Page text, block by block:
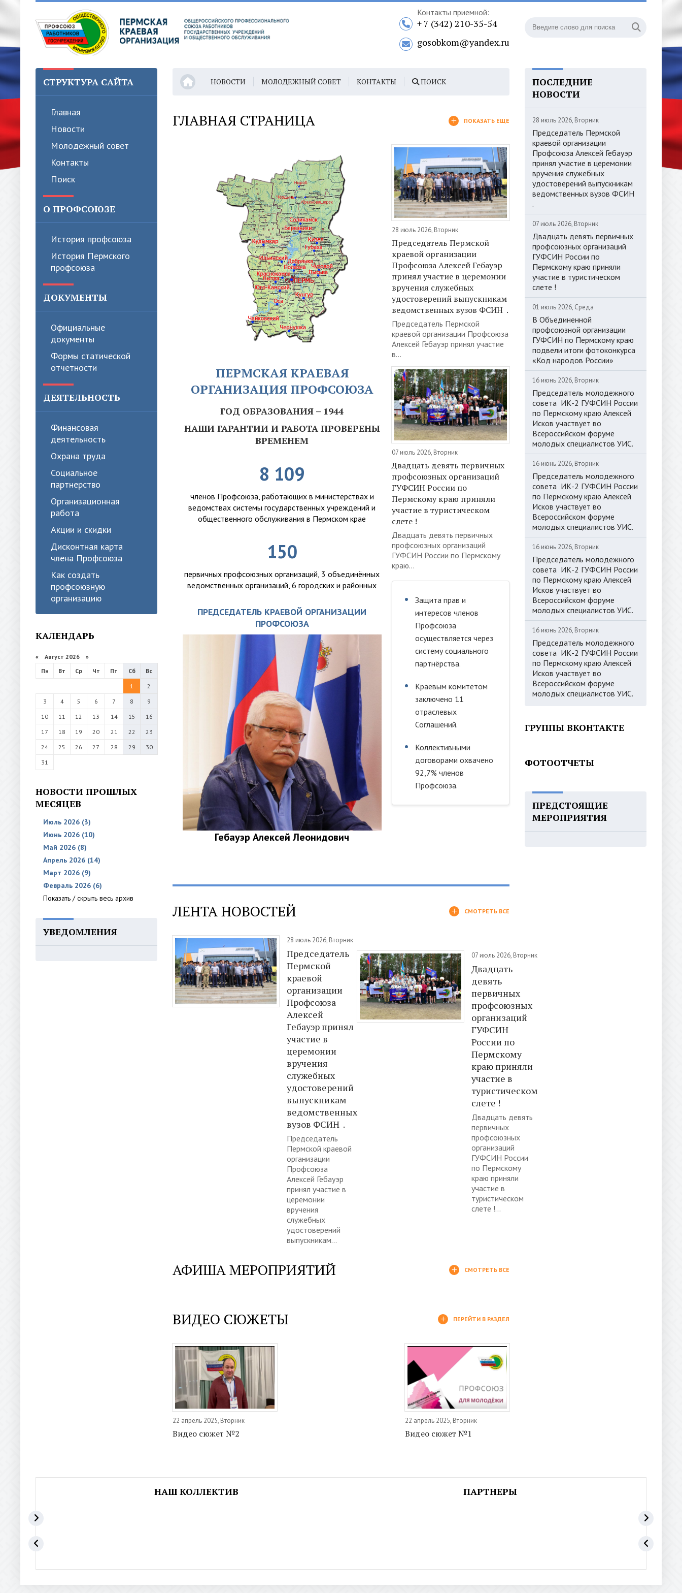
Контакты приемной:
+ 7 (342) 210-35-54
gosobkom@yandex.ru
СТРУКТУРА САЙТА
Главная
Новости
Молодежный совет
Контакты
Поиск
О ПРОФСОЮЗЕ
История профсоюза
История Пермского
профсоюза
ДОКУМЕНТЫ
Официальные
документы
Формы статической
отчетности
ДЕЯТЕЛЬНОСТЬ
Финансовая
деятельность
Охрана труда
Социальное
партнерство
Организационная
работа
Акции и скидки
Дисконтная карта
члена Профсоюза
Как создать
профсоюзную
организацию
КАЛЕНДАРЬ
« Август 2026 »
Пн
Вт Ср Чт Пт Сб
Вс
1
2
3
4 5 6 7 8
9
10
11 12 13 14 15
16
17
18 19 20 21 22
23
24
25 26 27 28 29
30
31
НОВОСТИ ПРОШЛЫХ
МЕСЯЦЕВ
Июль 2026 (3)
Июнь 2026 (10)
Май 2026 (8)
Апрель 2026 (14)
Март 2026 (9)
Февраль 2026 (6)
Показать / скрыть весь архив
УВЕДОМЛЕНИЯ
НОВОСТИ МОЛОДЕЖНЫЙ СОВЕТ КОНТАКТЫ ПОИСК
ГЛАВНАЯ СТРАНИЦА ПОКАЗАТЬ ЕЩЕ
ПЕРМСКАЯ КРАЕВАЯ
ОРГАНИЗАЦИЯ ПРОФСОЮЗА
ГОД ОБРАЗОВАНИЯ – 1944
НАШИ ГАРАНТИИ И РАБОТА ПРОВЕРЕНЫ
ВРЕМЕНЕМ
8 109
членов Профсоюза, работающих в министерствах и
ведомствах системы государственных учреждений и
общественного обслуживания в Пермском крае
150
первичных профсоюзных организаций, 3 объединённых
ведомственных организаций, 6 городских и районных
ПРЕДСЕДАТЕЛЬ КРАЕВОЙ ОРГАНИЗАЦИИ
ПРОФСОЮЗА
Гебауэр Алексей Леонидович
28 июль 2026, Вторник
Председатель Пермской
краевой организации
Профсоюза Алексей Гебауэр
принял участие в церемонии
вручения служебных
удостоверений выпускникам
ведомственных вузов ФСИН .
Председатель Пермской
краевой организации Профсоюза
Алексей Гебауэр принял участие
в...
07 июль 2026, Вторник
Двадцать девять первичных
профсоюзных организаций
ГУФСИН России по
Пермскому краю приняли
участие в туристическом
слете !
Двадцать девять первичных
профсоюзных организаций
ГУФСИН России по Пермскому
краю...
Защита прав и
интересов членов
Профсоюза
осуществляется через
систему социального
партнёрства.
Краевым комитетом
заключено 11
отраслевых
Соглашений.
Коллективными
договорами охвачено
92,7% членов
Профсоюза.
ЛЕНТА НОВОСТЕЙ СМОТРЕТЬ ВСЕ
28 июль 2026, Вторник
Председатель
Пермской
краевой
организации
Профсоюза
Алексей
Гебауэр принял
участие в
церемонии
вручения
служебных
удостоверений
выпускникам
ведомственных
вузов ФСИН .
Председатель
Пермской краевой
организации
Профсоюза
Алексей Гебауэр
принял участие в
церемонии
вручения
служебных
удостоверений
выпускникам...
07 июль 2026, Вторник
Двадцать
девять
первичных
профсоюзных
организаций
ГУФСИН
России по
Пермскому
краю приняли
участие в
туристическом
слете !
Двадцать девять
первичных
профсоюзных
организаций
ГУФСИН России
по Пермскому
краю приняли
участие в
туристическом
слете !...
АФИША МЕРОПРИЯТИЙ СМОТРЕТЬ ВСЕ
ВИДЕО СЮЖЕТЫ ПЕРЕЙТИ В РАЗДЕЛ
22 апрель 2025, Вторник
Видео сюжет №2
22 апрель 2025, Вторник
Видео сюжет №1
ПОСЛЕДНИЕ
НОВОСТИ
28 июль 2026, Вторник
Председатель Пермской
краевой организации
Профсоюза Алексей Гебауэр
принял участие в церемонии
вручения служебных
удостоверений выпускникам
ведомственных вузов ФСИН
.
07 июль 2026, Вторник
Двадцать девять первичных
профсоюзных организаций
ГУФСИН России по
Пермскому краю приняли
участие в туристическом
слете !
01 июль 2026, Среда
В Объединенной
профсоюзной организации
ГУФСИН по Пермскому краю
подвели итоги фотоконкурса
«Код народов России»
16 июнь 2026, Вторник
Председатель молодежного
совета ИК-2 ГУФСИН России
по Пермскому краю Алексей
Исков участвует во
Всероссийском форуме
молодых специалистов УИС.
16 июнь 2026, Вторник
Председатель молодежного
совета ИК-2 ГУФСИН России
по Пермскому краю Алексей
Исков участвует во
Всероссийском форуме
молодых специалистов УИС.
16 июнь 2026, Вторник
Председатель молодежного
совета ИК-2 ГУФСИН России
по Пермскому краю Алексей
Исков участвует во
Всероссийском форуме
молодых специалистов УИС.
16 июнь 2026, Вторник
Председатель молодежного
совета ИК-2 ГУФСИН России
по Пермскому краю Алексей
Исков участвует во
Всероссийском форуме
молодых специалистов УИС.
ГРУППЫ ВКОНТАКТЕ
ФОТООТЧЕТЫ
ПРЕДСТОЯЩИЕ
МЕРОПРИЯТИЯ
НАШ КОЛЛЕКТИВ ПАРТНЕРЫ